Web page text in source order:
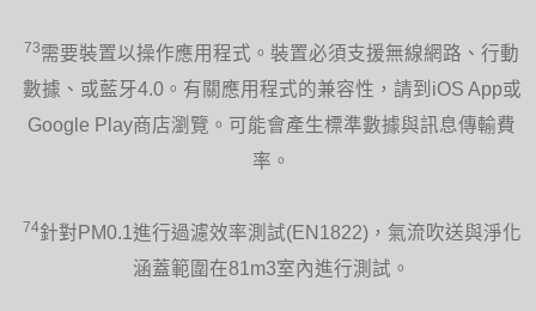
73需要裝置以操作應用程式。裝置必須支援無線網路、行動
數據、或藍牙4.0。有關應用程式的兼容性，請到iOS App或
Google Play商店瀏覽。可能會產生標準數據與訊息傳輸費
率。
74針對PM0.1進行過濾效率測試(EN1822)，氣流吹送與淨化
涵蓋範圍在81m3室內進行測試。